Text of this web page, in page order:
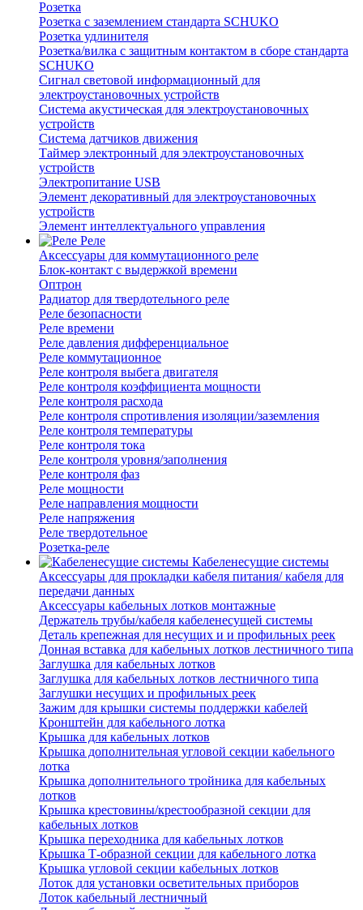
Розетка
Розетка с заземлением стандарта SCHUKO
Розетка удлинителя
Розетка/вилка с защитным контактом в сборе стандарта
SCHUKO
Сигнал световой информационный для
электроустановочных устройств
Система акустическая для электроустановочных
устройств
Система датчиков движения
Таймер электронный для электроустановочных
устройств
Электропитание USB
Элемент декоративный для электроустановочных
устройств
Элемент интеллектуального управления
Реле
Аксессуары для коммутационного реле
Блок-контакт с выдержкой времени
Оптрон
Радиатор для твердотельного реле
Реле безопасности
Реле времени
Реле давления дифференциальное
Реле коммутационное
Реле контроля выбега двигателя
Реле контроля коэффициента мощности
Реле контроля расхода
Реле контроля спротивления изоляции/заземления
Реле контроля температуры
Реле контроля тока
Реле контроля уровня/заполнения
Реле контроля фаз
Реле мощности
Реле направления мощности
Реле напряжения
Реле твердотельное
Розетка-реле
Кабеленесущие системы
Аксессуары для прокладки кабеля питания/ кабеля для
передачи данных
Аксессуары кабельных лотков монтажные
Держатель трубы/кабеля кабеленесущей системы
Деталь крепежная для несущих и и профильных реек
Донная вставка для кабельных лотков лестничного типа
Заглушка для кабельных лотков
Заглушка для кабельных лотков лестничного типа
Заглушки несущих и профильных реек
Зажим для крышки системы поддержки кабелей
Кронштейн для кабельного лотка
Крышка для кабельных лотков
Крышка дополнительная угловой секции кабельного
лотка
Крышка дополнительного тройника для кабельных
лотков
Крышка крестовины/крестообразной секции для
кабельных лотков
Крышка переходника для кабельных лотков
Крышка Т-образной секции для кабельного лотка
Крышка угловой секции кабельных лотков
Лоток для установки осветительных приборов
Лоток кабельный лестничный